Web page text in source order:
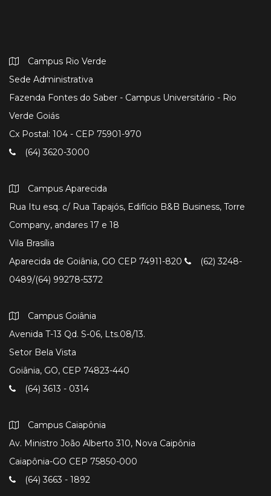
Campus Rio Verde
Sede Administrativa
Fazenda Fontes do Saber - Campus Universitário - Rio
Verde Goiás
Cx Postal: 104 - CEP 75901-970
(64) 3620-3000
Campus Aparecida
Rua Itu esq. c/ Rua Tapajós, Edifício B&B Business, Torre
Company, andares 17 e 18
Vila Brasília
Aparecida de Goiânia, GO CEP 74911-820
(62) 3248-
0489/(64) 99278-5372
Campus Goiânia
Avenida T-13 Qd. S-06, Lts.08/13.
Setor Bela Vista
Goiânia, GO, CEP 74823-440
(64) 3613 - 0314
Campus Caiapônia
Av. Ministro João Alberto 310, Nova Caipônia
Caiapônia-GO CEP 75850-000
(64) 3663 - 1892